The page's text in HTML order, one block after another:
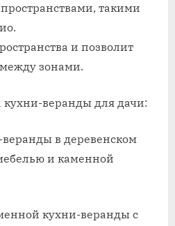
такими
и позволит
зонами.
веранды для дачи:
в деревенском
и каменной
кухни-веранды с